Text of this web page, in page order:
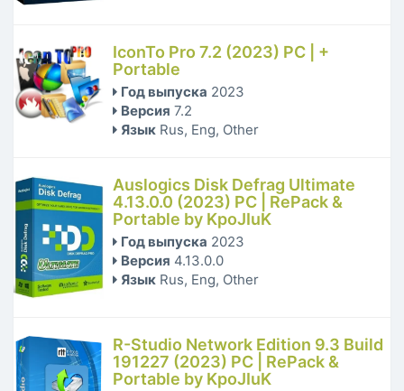
IconTo Pro 7.2 (2023) PC | +
Portable
Год выпуска 2023
Версия 7.2
Язык Rus, Eng, Other
Auslogics Disk Defrag Ultimate
4.13.0.0 (2023) РС | RePack &
Portable by KpoJIuK
Год выпуска 2023
Версия 4.13.0.0
Язык Rus, Eng, Other
R-Studio Network Edition 9.3 Build
191227 (2023) PC | RePack &
Portable by KpoJIuK